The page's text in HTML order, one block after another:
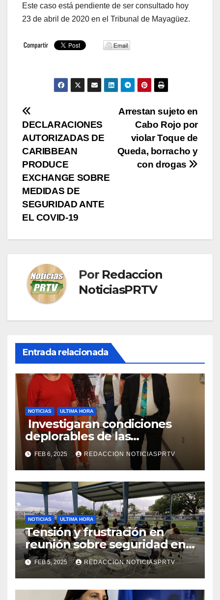
Este caso está pendiente de ser consultado hoy
23 de abril de 2020 en el Tribunal de Mayagüez.
Navegación
de
entradas
Arrestan sujeto en
Cabo Rojo por
violar Toque de
Queda, borracho y
con drogas
DECLARACIONES
AUTORIZADAS DE
CARIBBEAN
PRODUCE
EXCHANGE SOBRE
MEDIDAS DE
SEGURIDAD ANTE
EL COVID-19
Por Redaccion
NoticiasPRTV
Entrada relacionada
NOTICIAS ULTIMA HORA
Investigaran condiciones
deplorables de las
facilidades el Departamento
de la Salud en Mayagüez
FEB 6, 2025 REDACCION NOTICIASPRTV
NOTICIAS ULTIMA HORA
Tensión y frustración en
reunión sobre seguridad en
Reparto Metropolitano
FEB 5, 2025 REDACCION NOTICIASPRTV